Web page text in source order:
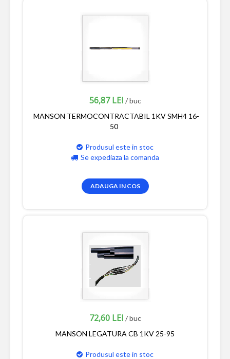
56,87 LEI / buc
MANSON TERMOCONTRACTABIL 1KV SMH4 16-
50
Produsul este in stoc
Se expediaza la comanda
ADAUGA IN COS
72,60 LEI / buc
MANSON LEGATURA CB 1KV 25-95
Produsul este in stoc